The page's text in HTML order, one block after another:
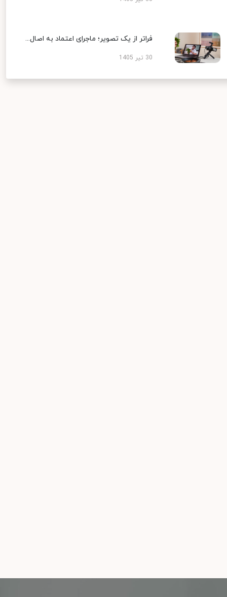
فراتر از یک تصویر؛ ماجرای اعتماد به اصال...
30 تیر 1405